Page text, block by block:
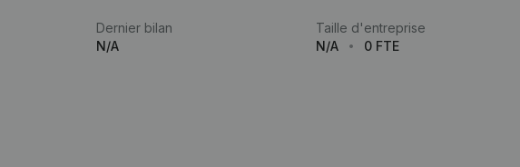
Dernier bilan
N/A
Taille d'entreprise
N/A
0 FTE